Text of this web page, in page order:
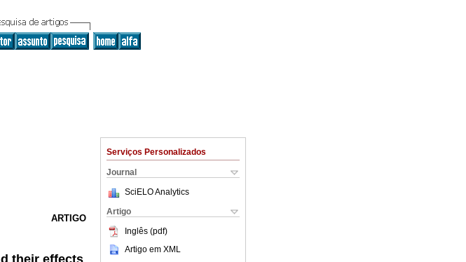
Serviços Personalizados
Journal
SciELO Analytics
Artigo
Inglês (pdf)
Artigo em XML
ARTIGO